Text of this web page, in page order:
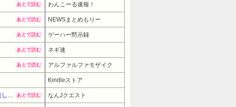
あとで読む わんこーる速報！
あとで読む NEWSまとめもりー
あとで読む ゲーハー黙示録
あとで読む ネギ速
あとで読む アルファルファモザイク
Kindleストア
【悲報】ジャンポケ斉藤さんの被害女性「バウムクーヘン売ったりTikTokライブしててムカついたから示談しなかった」・・・・・・・・・ あとで読む なんJクエスト